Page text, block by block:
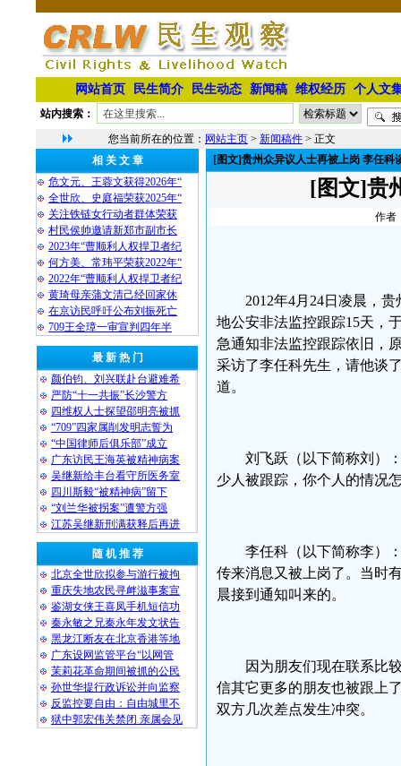
网站首页 民生简介 民生动态 新闻稿 维权经历 个人文
站内搜索：
您当前所在的位置： 网站主页 > 新闻稿件 > 正文
相 关 文 章
危文元、王蓉文获得2026年“
全世欣、史庭福荣获2025年“
关注铁链女行动者群体荣获
村民侯帅邀请新郑市副市长
2023年“曹顺利人权捍卫者纪
何方美、常玮平荣获2022年“
2022年“曹顺利人权捍卫者纪
黄琦母亲蒲文清己经回家休
在京访民呼吁公布刘振死亡
709王全璋一审宣判四年半
最 新 热 门
颜伯钧、刘兴联赴台避难希
严防“十一共振”长沙警方
四维权人士探望邵明亮被抓
“709”四家属削发明志誓为
“中国律师后俱乐部”成立
广东访民王海英被精神病案
吴继新给丰台看守所医务室
四川斯毅“被精神病”留下
“刘兰华被拐案”遭警方强
江苏吴继新刑满获释后再进
随 机 推 荐
北京全世欣拟参与游行被拘
重庆失地农民寻衅滋事案宣
鉴湖女侠王喜凤手机短信功
秦永敏之兄秦永年发文状告
黑龙江断友在北京香港等地
广东设网监管平台“以网管
茉莉花革命期间被抓的公民
孙世华提行政诉讼并向监察
反监控要自由：自由城里不
狱中郭宏伟关禁闭 亲属会见
[图文]贵州众异议人士再被上岗 李任科
[图文]贵
作者
2012年4月24日凌晨，
地公安非法监控跟踪15天，
急通知非法监控跟踪依旧，
采访了李任科先生，请他谈
道。
刘飞跃（以下简称刘）
少人被跟踪，你个人的情况
李任科（以下简称李）
传来消息又被上岗了。当时
晨接到通知叫来的。
因为朋友们现在联系比
信其它更多的朋友也被跟上
双方几次差点发生冲突。